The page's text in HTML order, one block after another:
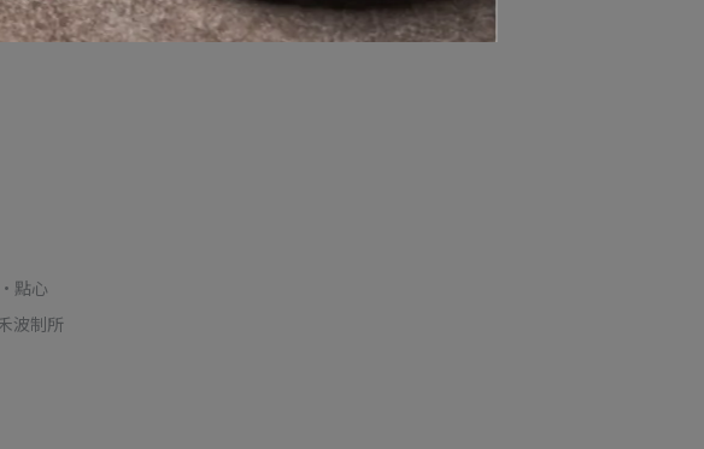
NT$198
NT$299
點心
波制所